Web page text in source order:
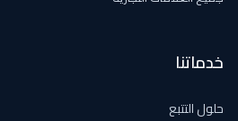
خدماتنا
حلول التتبع